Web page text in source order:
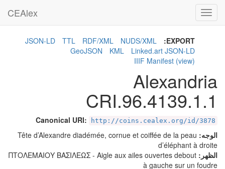
Toggle
navigation
CEAlex
EXPORT:
NUDS/XML
RDF/XML
TTL
JSON-LD
Linked.art JSON-LD
KML
GeoJSON
IIIF Manifest (view)
Alexandria
CRI.96.4139.1.1
Canonical URI: http://coins.cealex.org/id/3878
الوجه: Tête d’Alexandre diadémée, cornue et coiffée de la peau
d’éléphant à droite
الظهر:
ΠΤΟΛΕΜΑΙΟΥ ΒΑΣΙΛΕΩΣ - Aigle aux ailes ouvertes debout
à gauche sur un foudre